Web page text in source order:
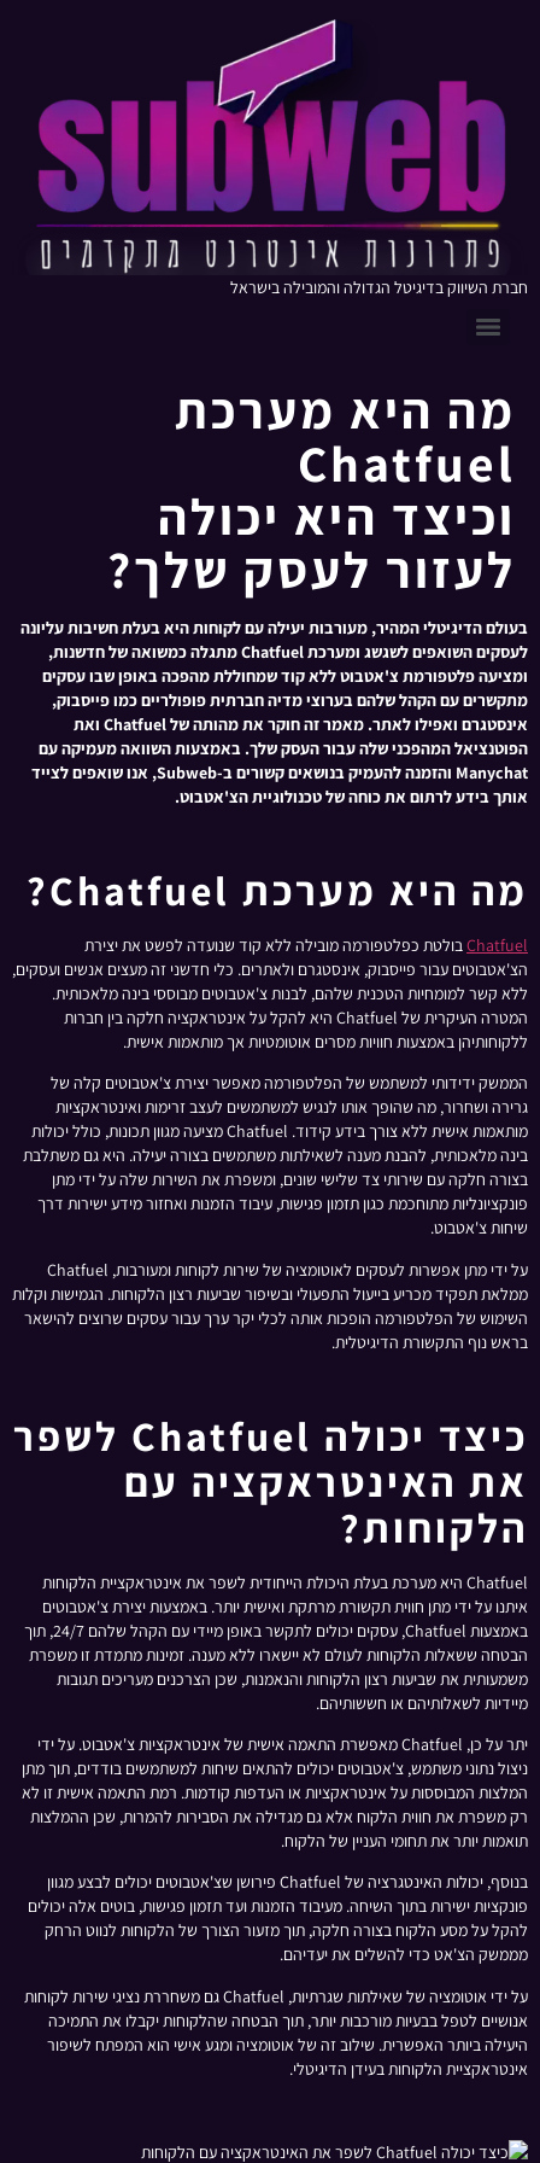
חברת השיווק בדיגיטל הגדולה והמובילה בישראל
מה היא מערכת
Chatfuel
וכיצד היא יכולה
לעזור לעסק שלך?
בעולם הדיגיטלי המהיר, מעורבות יעילה עם לקוחות היא בעלת חשיבות עליונה
לעסקים השואפים לשגשג ומערכת Chatfuel מתגלה כמשואה של חדשנות,
ומציעה פלטפורמת צ'אטבוט ללא קוד שמחוללת מהפכה באופן שבו עסקים
מתקשרים עם הקהל שלהם בערוצי מדיה חברתית פופולריים כמו פייסבוק,
אינסטגרם ואפילו לאתר. מאמר זה חוקר את מהותה של Chatfuel ואת
הפוטנציאל המהפכני שלה עבור העסק שלך. באמצעות השוואה מעמיקה עם
Manychat והזמנה להעמיק בנושאים קשורים ב-Subweb, אנו שואפים לצייד
אותך בידע לרתום את כוחה של טכנולוגיית הצ'אטבוט.
מה היא מערכת Chatfuel?
Chatfuelבולטת כפלטפורמה מובילה ללא קוד שנועדה לפשט את יצירת
הצ'אטבוטים עבור פייסבוק, אינסטגרם ולאתרים. כלי חדשני זה מעצים אנשים ועסקים,
ללא קשר למומחיות הטכנית שלהם, לבנות צ'אטבוטים מבוססי בינה מלאכותית.
המטרה העיקרית של Chatfuel היא להקל על אינטראקציה חלקה בין חברות
ללקוחותיהן באמצעות חוויות מסרים אוטומטיות אך מותאמות אישית.
הממשק ידידותי למשתמש של הפלטפורמה מאפשר יצירת צ'אטבוטים קלה של
גרירה ושחרור, מה שהופך אותו לנגיש למשתמשים לעצב זרימות ואינטראקציות
מותאמות אישית ללא צורך בידע קידוד. Chatfuel מציעה מגוון תכונות, כולל יכולות
בינה מלאכותית, להבנת מענה לשאילתות משתמשים בצורה יעילה. היא גם משתלבת
בצורה חלקה עם שירותי צד שלישי שונים, ומשפרת את השירות שלה על ידי מתן
פונקציונליות מתוחכמת כגון תזמון פגישות, עיבוד הזמנות ואחזור מידע ישירות דרך
שיחות צ'אטבוט.
על ידי מתן אפשרות לעסקים לאוטומציה של שירות לקוחות ומעורבות, Chatfuel
ממלאת תפקיד מכריע בייעול התפעולי ובשיפור שביעות רצון הלקוחות. הגמישות וקלות
השימוש של הפלטפורמה הופכות אותה לכלי יקר ערך עבור עסקים שרוצים להישאר
בראש נוף התקשורת הדיגיטלית.
כיצד יכולה Chatfuel לשפר
את האינטראקציה עם
הלקוחות?
Chatfuel היא מערכת בעלת היכולת הייחודית לשפר את אינטראקציית הלקוחות
איתנו על ידי מתן חווית תקשורת מרתקת ואישית יותר. באמצעות יצירת צ'אטבוטים
באמצעות Chatfuel, עסקים יכולים לתקשר באופן מיידי עם הקהל שלהם 24/7, תוך
הבטחה ששאלות הלקוחות לעולם לא יישארו ללא מענה. זמינות מתמדת זו משפרת
משמעותית את שביעות רצון הלקוחות והנאמנות, שכן הצרכנים מעריכים תגובות
מיידיות לשאלותיהם או חששותיהם.
יתר על כן, Chatfuel מאפשרת התאמה אישית של אינטראקציות צ'אטבוט. על ידי
ניצול נתוני משתמש, צ'אטבוטים יכולים להתאים שיחות למשתמשים בודדים, תוך מתן
המלצות המבוססות על אינטראקציות או העדפות קודמות. רמת התאמה אישית זו לא
רק משפרת את חווית הלקוח אלא גם מגדילה את הסבירות להמרות, שכן ההמלצות
תואמות יותר את תחומי העניין של הלקוח.
בנוסף, יכולות האינטגרציה של Chatfuel פירושן שצ'אטבוטים יכולים לבצע מגוון
פונקציות ישירות בתוך השיחה. מעיבוד הזמנות ועד תזמון פגישות, בוטים אלה יכולים
להקל על מסע הלקוח בצורה חלקה, תוך מזעור הצורך של הלקוחות לנווט הרחק
מממשק הצ'אט כדי להשלים את יעדיהם.
על ידי אוטומציה של שאילתות שגרתיות, Chatfuel גם משחררת נציגי שירות לקוחות
אנושיים לטפל בבעיות מורכבות יותר, תוך הבטחה שהלקוחות יקבלו את התמיכה
היעילה ביותר האפשרית. שילוב זה של אוטומציה ומגע אישי הוא המפתח לשיפור
אינטראקציית הלקוחות בעידן הדיגיטלי.